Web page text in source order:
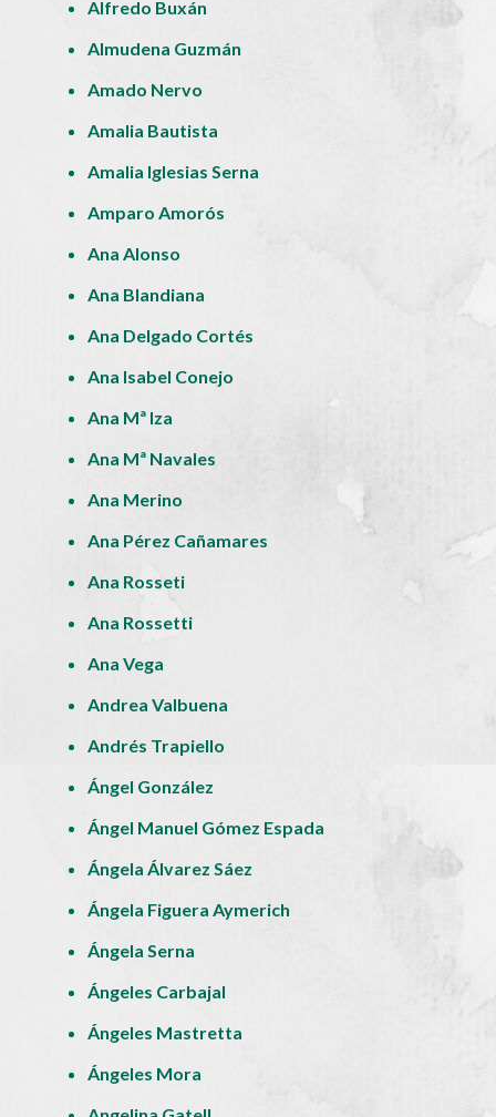
Alfredo Buxán
Almudena Guzmán
Amado Nervo
Amalia Bautista
Amalia Iglesias Serna
Amparo Amorós
Ana Alonso
Ana Blandiana
Ana Delgado Cortés
Ana Isabel Conejo
Ana Mª Iza
Ana Mª Navales
Ana Merino
Ana Pérez Cañamares
Ana Rosseti
Ana Rossetti
Ana Vega
Andrea Valbuena
Andrés Trapiello
Ángel González
Ángel Manuel Gómez Espada
Ángela Álvarez Sáez
Ángela Figuera Aymerich
Ángela Serna
Ángeles Carbajal
Ángeles Mastretta
Ángeles Mora